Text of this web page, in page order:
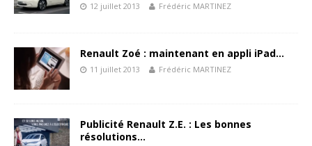
12 juillet 2013 Frédéric MARTINEZ
Renault Zoé : maintenant en appli iPad…
11 juillet 2013 Frédéric MARTINEZ
Publicité Renault Z.E. : Les bonnes
résolutions…